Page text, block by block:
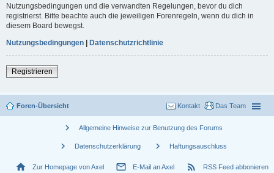
Nutzungsbedingungen und die verwandten Regelungen, bevor du dich
registrierst. Bitte beachte auch die jeweiligen Forenregeln, wenn du dich in
diesem Board bewegst.
Nutzungsbedingungen | Datenschutzrichtlinie
Registrieren
Foren-Übersicht Das Team
Kontakt
chevron_right Allgemeine Hinweise zur Benutzung des Forums
chevron_right Datenschutzerklärung chevron_right Haftungsauschluss
home Zur Homepage von Axel mail_outline E-Mail an Axel rss_feed RSS Feed abbonieren